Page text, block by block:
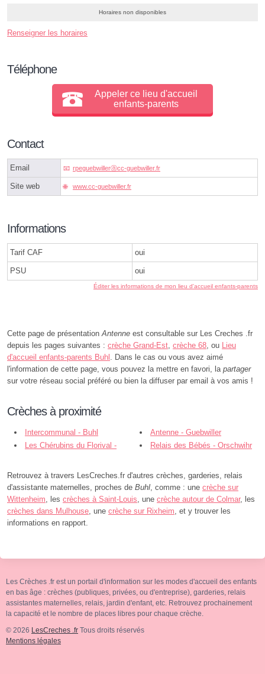
Horaires non disponibles
Renseigner les horaires
Téléphone
Appeler ce lieu d'accueil
enfants-parents
Contact
Email rpeguebwillerⓐcc-guebwiller.fr
Site web www.cc-guebwiller.fr
Informations
Tarif CAF oui
PSU oui
Éditer les informations de mon lieu d'accueil enfants-parents
Cette page de présentationAntenne est consultable sur Les Creches .fr
depuis les pages suivantes : crèche Grand-Est, crèche 68, ou Lieu
d'accueil enfants-parents Buhl . Dans le cas ou vous avez aimé
l'information de cette page, vous pouvez la mettre en favori, la partager
sur votre réseau social préféré ou bien la diffuser par email à vos amis !
Crèches à proximité
Intercommunal - Buhl
Antenne - Guebwiller
Les Chérubins du Florival -
Relais des Bébés - Orschwihr
Retrouvez à travers LesCreches.fr d'autres crèches, garderies, relais
d'assistante maternelles, proches de Buhl, comme : une crèche sur
Wittenheim, les crèches à Saint-Louis, une crèche autour de Colmar, les
crèches dans Mulhouse, une crèche sur Rixheim, et y trouver les
informations en rapport.
Les Crèches .fr est un portail d'information sur les modes d'accueil des enfants
en bas âge : crèches (publiques, privées, ou d'entreprise), garderies, relais
assistantes maternelles, relais, jardin d'enfant, etc. Retrouvez prochainement
la capacité et le nombre de places libres pour chaque crèche.
© 2026 LesCreches .fr Tous droits réservés
Mentions légales